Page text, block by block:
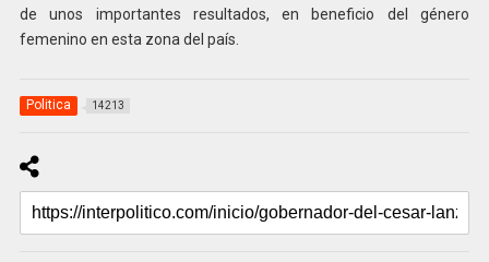
de unos importantes resultados, en beneficio del género
femenino en esta zona del país.
Politica 14213